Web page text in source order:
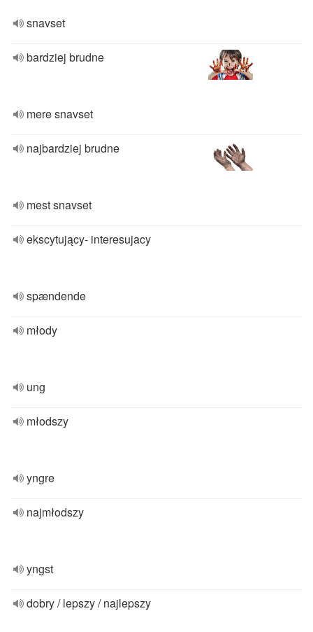
snavset
bardziej brudne
mere snavset
najbardziej brudne
mest snavset
ekscytujący- interesujacy
spændende
młody
ung
młodszy
yngre
najmłodszy
yngst
dobry / lepszy / najlepszy